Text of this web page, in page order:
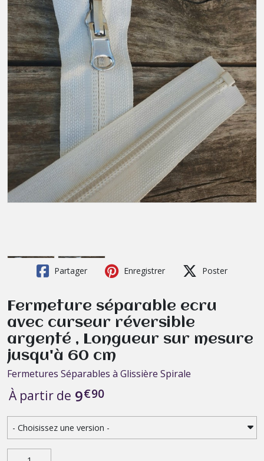
Partager Enregistrer Poster
Fermeture séparable ecru
avec curseur réversible
argenté , Longueur sur mesure
jusqu'à 60 cm
Fermetures Séparables à Glissière Spirale
À partir de 9€90